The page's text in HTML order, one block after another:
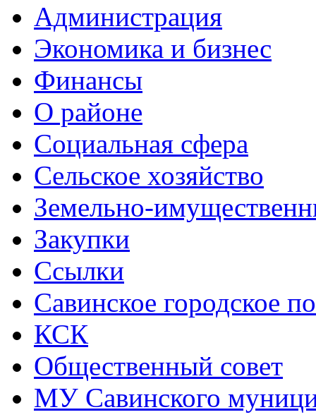
Администрация
Экономика и бизнес
Финансы
О районе
Социальная сфера
Сельское хозяйство
Земельно-
Закупки
Ссылки
Савинское городское
КСК
Общественный совет
МУ Савинского